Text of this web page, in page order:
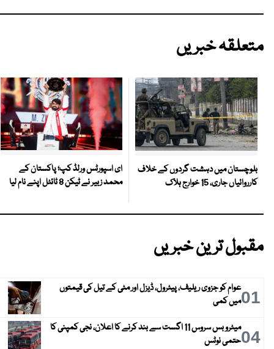
متعلقہ خبریں
بلوچستان میں دہشت گردوں کے خلاف
کارروائیاں جاری، 15 خوارج ہلاک
ای اسپورٹس ورلڈ کپ؛ پاکستان کے
محمد زبیر نے ٹیکن 8 ٹائٹل اپنے نام لیا
مقبول ترین خبریں
01عوام کو جزوی ریلیف، پیٹرول، ڈیزل اور مٹی کے تیل کی قیمتوں
میں کمی
04
میٹرو بس سروس 11 اگست سے بند کرنے کا اعلان، نجی کمپنی کا
حتمی نوٹس